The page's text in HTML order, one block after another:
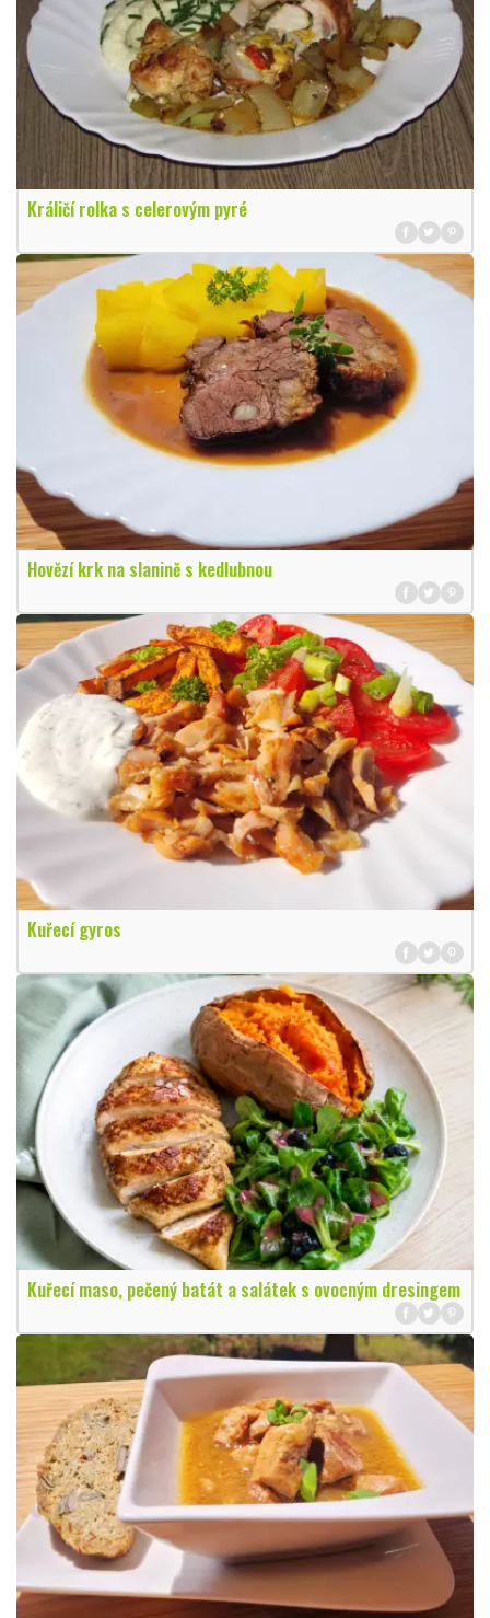
Králičí rolka s celerovým pyré
Hovězí krk na slanině s kedlubnou
Kuřecí gyros
Kuřecí maso, pečený batát a salátek s ovocným dresingem